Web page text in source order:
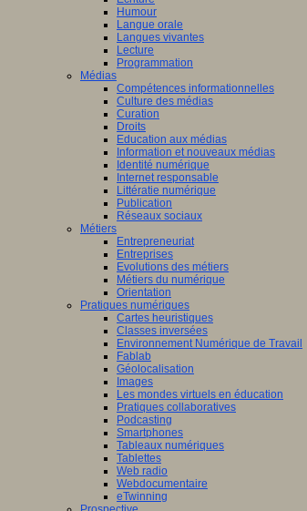
Humour
Langue orale
Langues vivantes
Lecture
Programmation
Médias
Compétences informationnelles
Culture des médias
Curation
Droits
Education aux médias
Information et nouveaux médias
Identité numérique
Internet responsable
Littératie numérique
Publication
Réseaux sociaux
Métiers
Entrepreneuriat
Entreprises
Evolutions des métiers
Métiers du numérique
Orientation
Pratiques numériques
Cartes heuristiques
Classes inversées
Environnement Numérique de Travail
Fablab
Géolocalisation
Images
Les mondes virtuels en éducation
Pratiques collaboratives
Podcasting
Smartphones
Tableaux numériques
Tablettes
Web radio
Webdocumentaire
eTwinning